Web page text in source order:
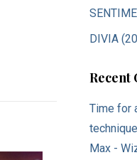
DIVIA
Recent
Time for
Max -